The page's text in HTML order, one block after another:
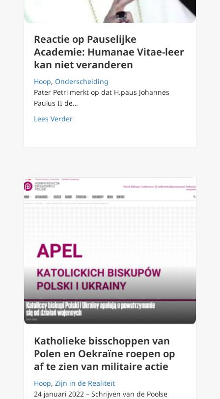
Reactie op Pauselijke
Academie: Humanae Vitae-leer
kan niet veranderen
Hoop, Onderscheiding
Pater Petri merkt op dat H.paus Johannes
Paulus II de…
Lees Verderabout Reactie op Pauselijke Academie:
Katholieke bisschoppen van
Polen en Oekraïne roepen op
af te zien van militaire actie
Hoop, Zijn in de Realiteit
24 januari 2022 – Schrijven van de Poolse